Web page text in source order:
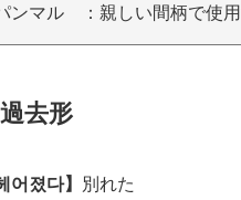
ンマル ：親しい間柄で使用
過去形
어졌다】
別れた